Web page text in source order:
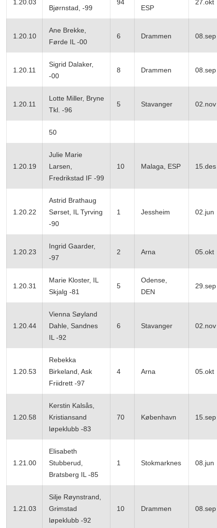
1.20.03
Bjørnstad, -99
94
ESP
27.okt
1.20.10
Ane Brekke,
Førde IL -00
6 Drammen 08.sep
1.20.11
Sigrid Dalaker,
-00
8 Drammen 08.sep
1.20.11
Lotte Miller, Bryne
Tkl. -96
5 Stavanger 02.nov
50
1.20.19
Julie Marie
Larsen,
Fredrikstad IF -99
10 Malaga, ESP 15.des
1.20.22
Astrid Brathaug
Sørset, IL Tyrving
-90
1 Jessheim 02.jun
1.20.23
Ingrid Gaarder,
-97
2 Arna 05.okt
1.20.31
Marie Kloster, IL
Skjalg -81
5
Odense,
DEN
29.sep
1.20.44
Vienna Søyland
Dahle, Sandnes
IL -92
6 Stavanger 02.nov
1.20.53
Rebekka
Birkeland, Ask
Friidrett -97
4 Arna 05.okt
1.20.58
Kerstin Kalsås,
Kristiansand
løpeklubb -83
70 København 15.sep
1.21.00
Elisabeth
Stubberud,
Bratsberg IL -85
1 Stokmarknes 08.jun
1.21.03
Silje Røynstrand,
Grimstad
løpeklubb -92
10 Drammen 08.sep